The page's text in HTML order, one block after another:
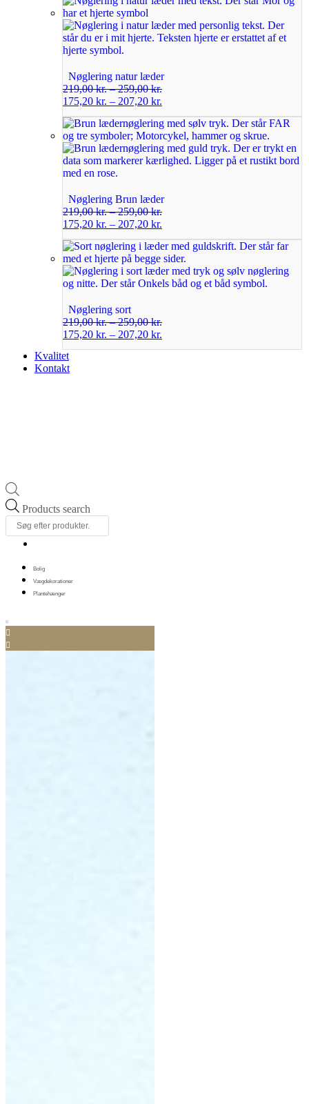
Nøglering natur læder
219,00kr.–259,00kr.
175,20 kr. – 207,20 kr.
Nøglering Brun læder
219,00kr.–259,00kr.
175,20 kr. – 207,20 kr.
Nøglering sort
219,00kr.–259,00kr.
175,20 kr. – 207,20 kr.
Kvalitet
Kontakt
Products search
Bolig
Vægdekorationer
Plantehænger